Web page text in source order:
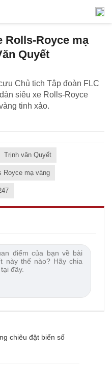
Rolls-Royce mạ
Quyết
Chủ tịch Tập đoàn FLC
siêu xe Rolls-Royce
tinh xảo.
Trịnh văn Quyết
Royce mạ vàng
chiêu đặt biển số